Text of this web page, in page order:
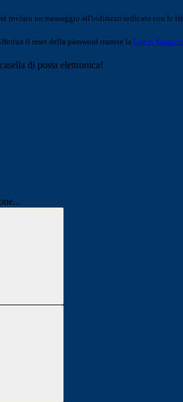
inviato un messaggio all'indirizzo indicato con le
il reset della password tramite la Login
di posta elettronica!